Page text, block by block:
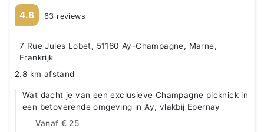
4.8 63 reviews
7 Rue Jules Lobet, 51160 Aÿ-Champagne, Marne,
Frankrijk
2.8 km afstand
Wat dacht je van een exclusieve Champagne picknick in
een betoverende omgeving in Ay, vlakbij Epernay
Vanaf € 25